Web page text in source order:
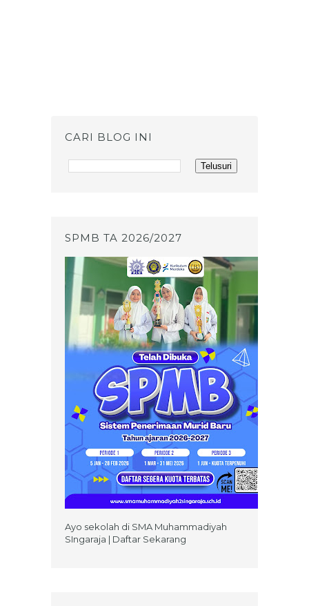
CARI BLOG INI
SPMB TA 2026/2027
Ayo sekolah di SMA Muhammadiyah
SIngaraja | Daftar Sekarang